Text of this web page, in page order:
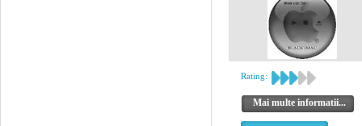
Rating:
Mai multe informatii...